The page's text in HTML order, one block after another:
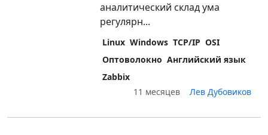
аналитический склад ума
регулярн...
Linux Windows TCP/IP OSI
Оптоволокно Английский язык
Zabbix
11 месяцев
Лев Дубовиков